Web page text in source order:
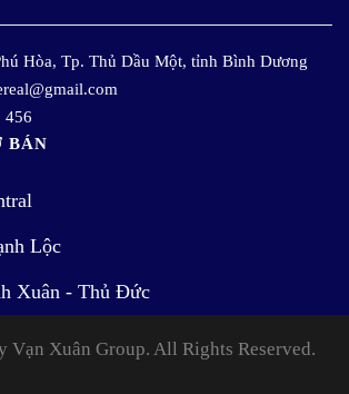
Hòa, Tp. Thủ Dầu Một, tỉnh Bình Dương
456
BÁN
Lộc
Xuân - Thủ Đức
Xuân Group. All Rights Reserved.